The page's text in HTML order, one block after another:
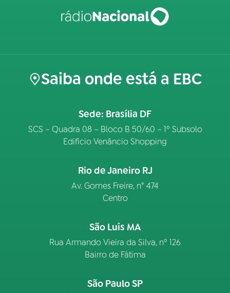
Saiba onde está a EBC
Sede: Brasília DF
SCS – Quadra 08 – Bloco B 50/60 – 1º Subsolo
Edifício Venâncio Shopping
Rio de Janeiro RJ
Av. Gomes Freire, n° 474
Centro
São Luís MA
Rua Armando Vieira da Silva, nº 126
Bairro de Fátima
São Paulo SP